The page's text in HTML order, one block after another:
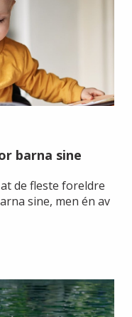
barna sine
de fleste foreldre
sine, men én av